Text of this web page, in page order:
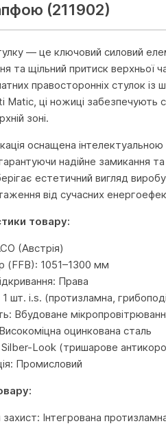
(211902)
— це ключовий силовий
та щільний притиск
правосторонніх стулок
Matic, ці ножиці забезпечують
зоні.
оснащена
надійне замикання
естетичний вигляд
від сучасних
товару:
(Австрія)
(FFB): 1051–1300 мм
Права
шт. i.s. (протизламна,
Вбудоване
оцинкована сталь
Look (тришарове
Промисловий
Інтегрована